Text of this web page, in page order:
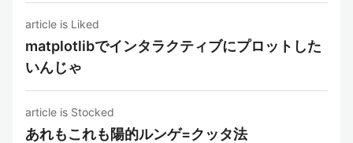
article is Liked
matplotlibでインタラクティブにプロットした
いんじゃ
article is Stocked
あれもこれも陽的ルンゲ=クッタ法